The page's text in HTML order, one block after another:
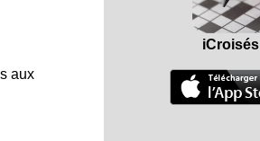
aux
iCroisés